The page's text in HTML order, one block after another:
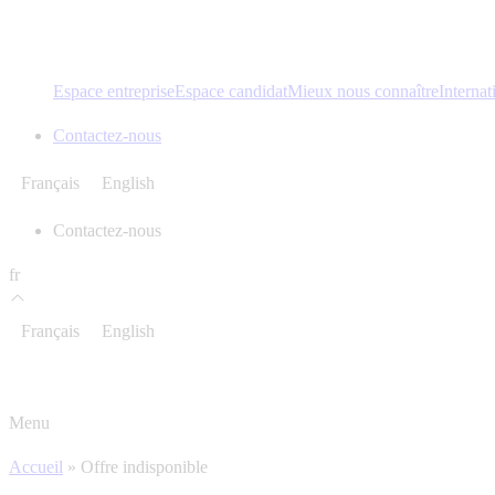
Espace entrepriseEspace candidatMieux nous connaître
Contactez-nous
Français English
Contactez-nous
fr
Français English
Menu
Accueil » Offre indisponible